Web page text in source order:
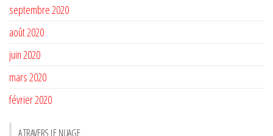
septembre 2020
août 2020
juin 2020
mars 2020
février 2020
A TRAVERS LE NUAGE